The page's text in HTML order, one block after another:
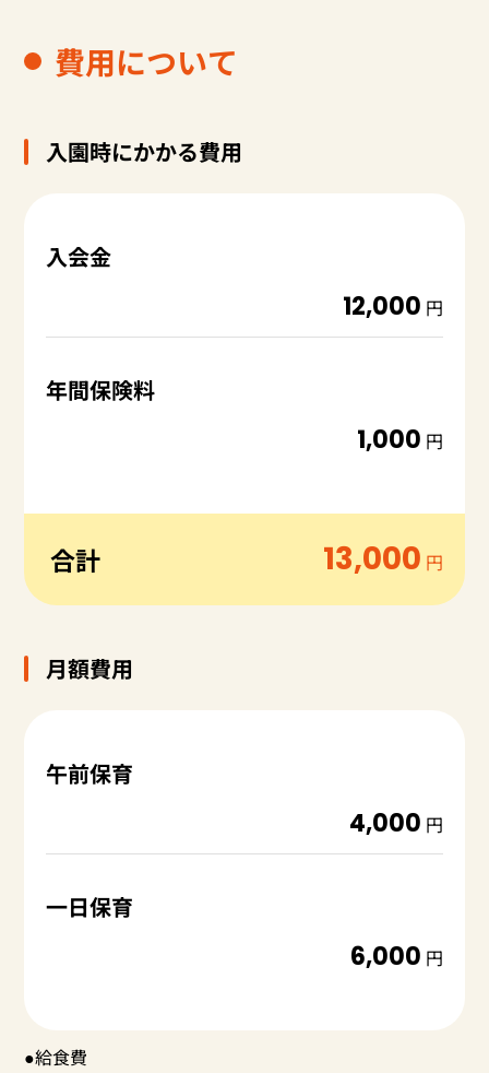
費用について
入園時にかかる費用
入会金
12,000 円
年間保険料
1,000 円
合計 13,000 円
月額費用
午前保育
4,000 円
一日保育
6,000 円
●給食費